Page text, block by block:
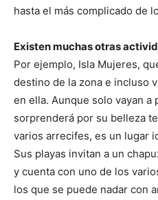
hasta el más complicado de
Existen muchas otras
Por ejemplo, Isla Mujeres,
destino de la zona e incluso
en ella. Aunque solo vayan a
sorprenderá por su belleza
varios arrecifes, es un lugar
Sus playas invitan a un
y cuenta con uno de los
los que se puede nadar con